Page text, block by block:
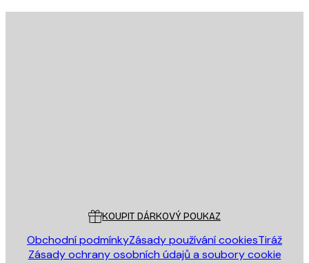
KOUPIT DÁRKOVÝ POUKAZ
Obchodní podmínkyZásady používání cookiesTiráž
Zásady ochrany osobních údajů a soubory cookie